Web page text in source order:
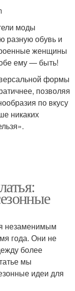
моды
разную обувь и
женщины
ему — быть!
формы
позволяя
по вкусу
никаких
незаменимым
года. Они не
более
мы
идеи для